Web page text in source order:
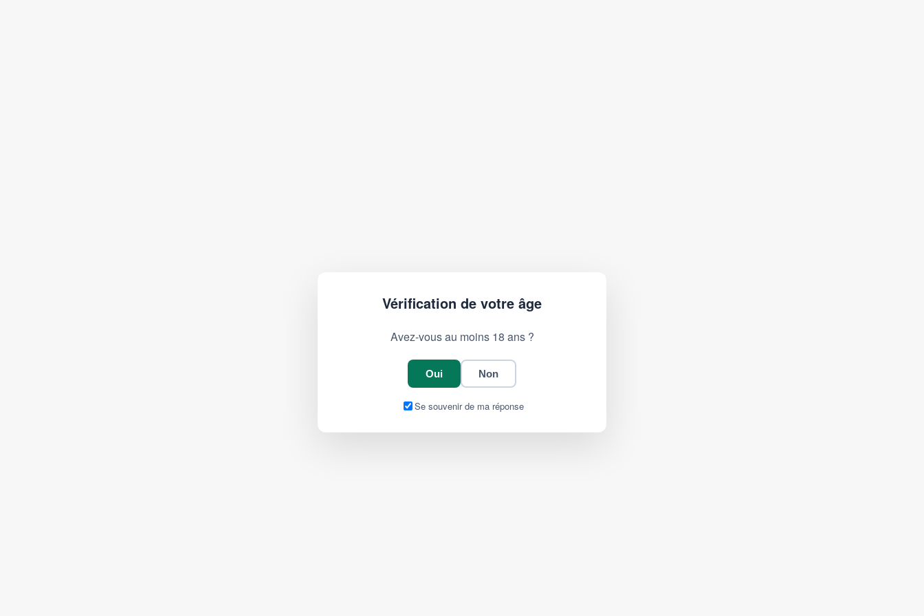
Vérification de votre âge
Avez-vous au moins 18 ans ?
Oui Non
Se souvenir de ma réponse